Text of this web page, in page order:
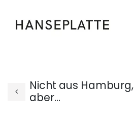
Nicht aus Hamburg,
aber...